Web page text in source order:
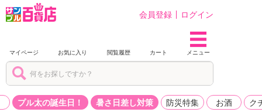
会員登録 ログイン
マイページ お気に入り 閲覧履歴 カート メニュー
プル太の誕生日！ 暑さ日差し対策 防災特集 お酒 ク